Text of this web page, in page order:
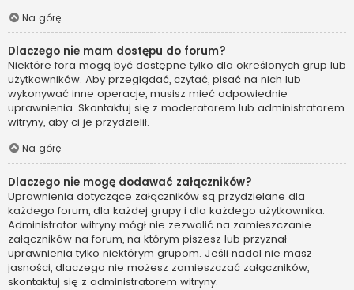
Na górę
Dlaczego nie mam dostępu do forum?
Niektóre fora mogą być dostępne tylko dla określonych grup lub
użytkowników. Aby przeglądać, czytać, pisać na nich lub
wykonywać inne operacje, musisz mieć odpowiednie
uprawnienia. Skontaktuj się z moderatorem lub administratorem
witryny, aby ci je przydzielił.
Na górę
Dlaczego nie mogę dodawać załączników?
Uprawnienia dotyczące załączników są przydzielane dla
każdego forum, dla każdej grupy i dla każdego użytkownika.
Administrator witryny mógł nie zezwolić na zamieszczanie
załączników na forum, na którym piszesz lub przyznał
uprawnienia tylko niektórym grupom. Jeśli nadal nie masz
jasności, dlaczego nie możesz zamieszczać załączników,
skontaktuj się z administratorem witryny.